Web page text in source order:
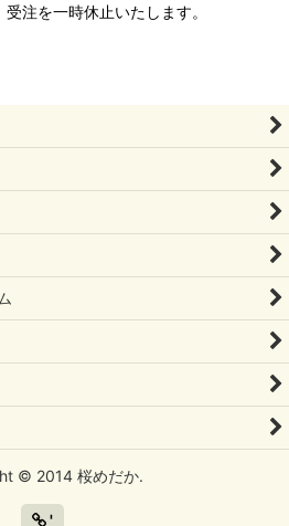
注を一時休止いたします。
© 2014 桜めだか.
'